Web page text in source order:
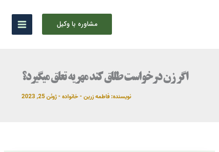
مشاوره با وکیل
اگر زن درخواست طلاق کند مهریه تعلق میگیرد؟
نویسنده: فاطمه زرین -خانواده -ژوئن 25, 2023